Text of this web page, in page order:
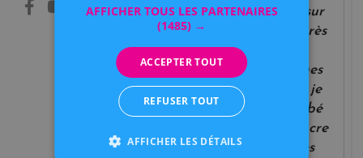
Livraison
Conditions de
A propos
Modes de
paiement
cherché sur
le net après
cartouches
d'encres je
suis tombé
sur kit encre
et après
AFFICHER TOUS LES PARTENAIRES
(1485) →
ACCEPTER TOUT
REFUSER TOUT
AFFICHER LES DÉTAILS